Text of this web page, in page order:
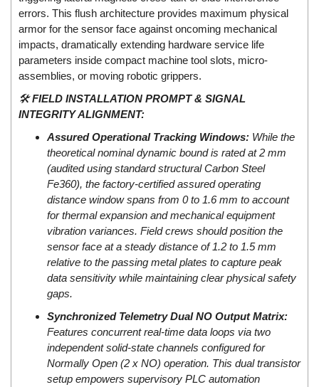
Elap Vietnam
Electro Adda
Electro Industries
Electronics Inc. Viet Nam
Electro-Sensors Vietnam
Elektrogas Vietnam
Elektrophysik Vietnam
elesa-ganter
ELETTA
Elettrotek Kabel
ELGO Electronic
ELMEKO
ELMESS-Thermosystemtechnik
Eltex-Elektrostatik
Eltherm
errors. This flush architecture provides maximum physical
armor for the sensor face against oncoming mechanical
impacts, dramatically extending hardware service life
parameters inside compact machine tool slots, micro-
assemblies, or moving robotic grippers.
🛠️FIELD INSTALLATION PROMPT & SIGNAL
INTEGRITY ALIGNMENT:
Assured Operational Tracking Windows: While the
theoretical nominal dynamic bound is rated at 2 mm
(audited using standard structural Carbon Steel
Fe360), the factory-certified assured operating
distance window spans from 0 to 1.6 mm to account
for thermal expansion and mechanical equipment
vibration variances. Field crews should position the
sensor face at a steady distance of 1.2 to 1.5 mm
relative to the passing metal plates to capture peak
data sensitivity while maintaining clear physical safety
gaps.
Synchronized Telemetry Dual NO Output Matrix:
Features concurrent real-time data loops via two
independent solid-state channels configured for
Normally Open (2 x NO) operation. This dual transistor
setup empowers supervisory PLC automation